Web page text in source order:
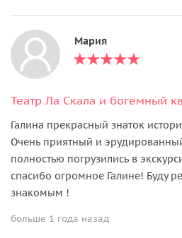
Мария
Театр Ла Скала и богемный
Галина прекрасный знаток
Очень приятный и
полностью погрузились в
спасибо огромное Галине! Буду
знакомым !
больше 1 года назад